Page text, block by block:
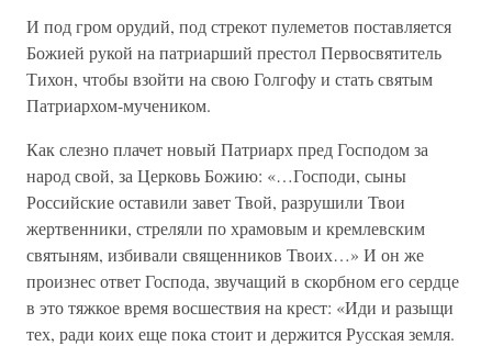
И под гром орудий, под стрекот пулеметов поставляется
Божией рукой на патриарший престол Первосвятитель
Тихон, чтобы взойти на свою Голгофу и стать святым
Патриархом-мучеником.
Как слезно плачет новый Патриарх пред Господом за
народ свой, за Церковь Божию: «…Господи, сыны
Российские оставили завет Твой, разрушили Твои
жертвенники, стреляли по храмовым и кремлевским
святыням, избивали священников Твоих…» И он же
произнес ответ Господа, звучащий в скорбном его сердце
в это тяжкое время восшествия на крест: «Иди и разыщи
тех, ради коих еще пока стоит и держится Русская земля.